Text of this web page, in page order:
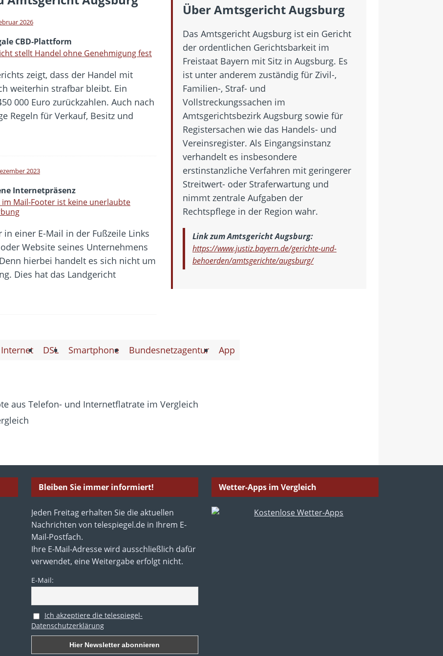
weltweit aktive Phishing-Plattform „Kratos“ – Hunderttausende Opfer
der Verbraucher gestärkt – Gerichtsurteil zu Apple
2026
CBD-Plattform
stellt Handel ohne Genehmigung fest
zeigt, dass der Handel mit
weiterhin strafbar bleibt. Ein
000 Euro zurückzahlen. Auch nach
Regeln für Verkauf, Besitz und
2023
Internetpräsenz
im Mail-Footer ist keine unerlaubte
in einer E-Mail in der Fußzeile Links
Website seines Unternehmens
hierbei handelt es sich nicht um
Dies hat das Landgericht
Über Amtsgericht Augsburg
Das Amtsgericht Augsburg ist ein Gericht
der ordentlichen Gerichtsbarkeit im
Freistaat Bayern mit Sitz in Augsburg. Es
ist unter anderem zuständig für Zivil-,
Familien-, Straf- und
Vollstreckungssachen im
Amtsgerichtsbezirk Augsburg sowie für
Registersachen wie das Handels- und
Vereinsregister. Als Eingangsinstanz
verhandelt es insbesondere
erstinstanzliche Verfahren mit geringerer
Streitwert- oder Straferwartung und
nimmt zentrale Aufgaben der
Rechtspflege in der Region wahr.
Link zum Amtsgericht Augsburg:
https://www.justiz.bayern.de/gerichte-und-
behoerden/amtsgerichte/augsburg/
Internet DSL Smartphone Bundesnetzagentur App
aus Telefon- und Internetflatrate im Vergleich
Bleiben Sie immer informiert!
Jeden Freitag erhalten Sie die aktuellen
Nachrichten von telespiegel.de in Ihrem E-
Mail-Postfach.
Ihre E-Mail-Adresse wird ausschließlich dafür
verwendet, eine Weitergabe erfolgt nicht.
E-Mail:
Ich akzeptiere die telespiegel-
Datenschutzerklärung
Wetter-Apps im Vergleich